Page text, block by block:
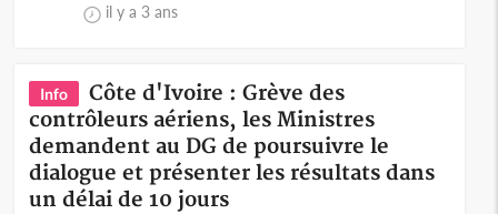
il y a 3 ans
Info
Côte d'Ivoire : Grève des
contrôleurs aériens, les Ministres
demandent au DG de poursuivre le
dialogue et présenter les résultats dans
un délai de 10 jours